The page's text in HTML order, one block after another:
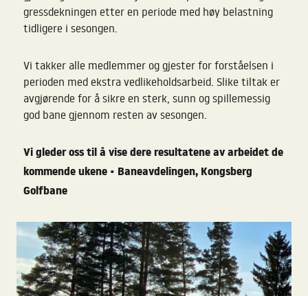
gressdekningen etter en periode med høy belastning
tidligere i sesongen.
Vi takker alle medlemmer og gjester for forståelsen i
perioden med ekstra vedlikeholdsarbeid. Slike tiltak er
avgjørende for å sikre en sterk, sunn og spillemessig
god bane gjennom resten av sesongen.
Vi gleder oss til å vise dere resultatene av arbeidet de
kommende ukene • Baneavdelingen, Kongsberg
Golfbane